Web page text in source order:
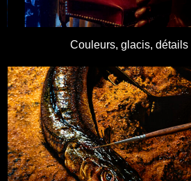
Couleurs, glacis, détails